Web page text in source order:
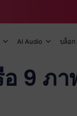
AI Audio บล็อก
9 ภ